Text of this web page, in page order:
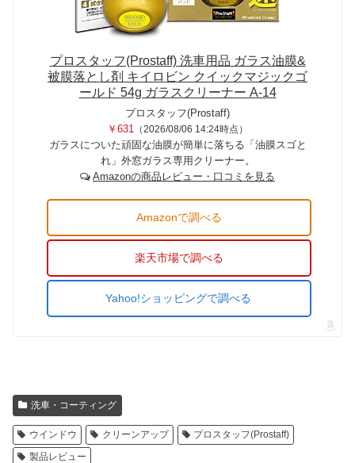
プロスタッフ(Prostaff) 洗車用品 ガラス油膜&
被膜落とし剤 キイロビン クイックマジックゴ
ールド 54g ガラスクリーナー A-14
プロスタッフ(Prostaff)
￥631 （2026/08/06 14:24時点）
ガラスについた頑固な油膜が簡単に落ちる「油膜スゴと
れ」外窓ガラス専用クリーナー。
Amazonの商品レビュー・口コミを見る
Amazonで調べる
楽天市場で調べる
Yahoo!ショッピングで調べる
洗車・コーティング
ウインドウ クリーンアップ
プロスタッフ(Prostaff)
製品レビュー